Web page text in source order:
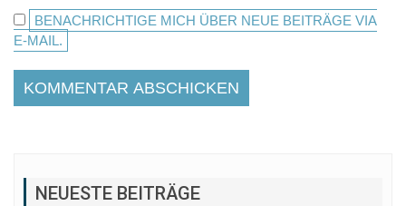
BENACHRICHTIGE MICH ÜBER NEUE BEITRÄGE VIA
E-MAIL.
NEUESTE BEITRÄGE